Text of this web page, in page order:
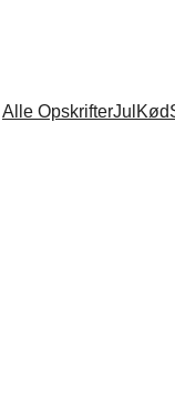
Alle OpskrifterJul Kød